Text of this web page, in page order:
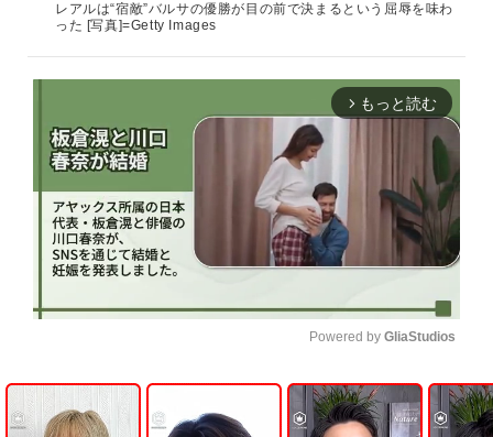
レアルは“宿敵”バルサの優勝が目の前で決まるという屈辱を味わ
った [写真]=Getty Images
arrow_forward_ios もっと読む
U
n
m
Powered by GliaStudios